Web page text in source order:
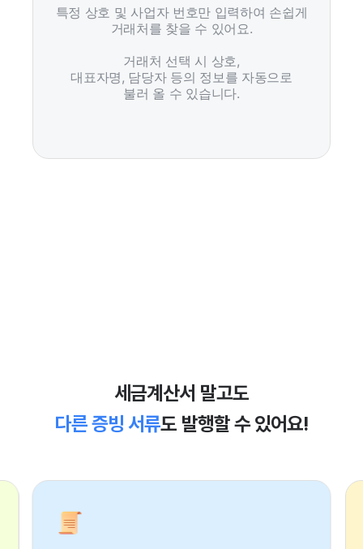
특정 상호 및 사업자 번호만 입력하여 손쉽게
거래처를 찾을 수 있어요.
거래처 선택 시 상호,
대표자명, 담당자 등의 정보를 자동으로
불러 올 수 있습니다.
세금계산서 말고도
다른 증빙 서류도 발행할 수 있어요!